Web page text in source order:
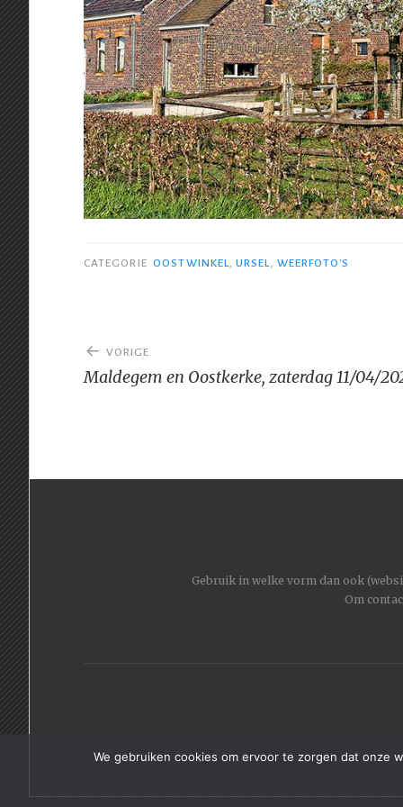
CATEGORIE OOSTWINKEL,URSEL, WEERFOTO'S
Bericht
navigatie
VORIGE
Maldegem en Oostkerke, zaterdag 11/04/
Gebruik in welke vorm dan ook
Om
We gebruiken cookies om ervoor te zorgen dat onze